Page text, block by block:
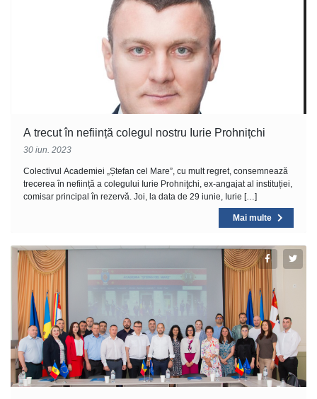
A trecut în neființă colegul nostru Iurie Prohnițchi
30 iun. 2023
Colectivul Academiei „Ștefan cel Mare”, cu mult regret, consemnează
trecerea în neființă a colegului Iurie Prohniţchi, ex-angajat al instituției,
comisar principal în rezervă. Joi, la data de 29 iunie, Iurie […]
Mai multe